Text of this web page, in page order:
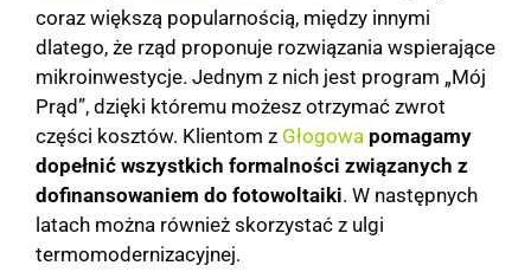
coraz większą popularnością, między innymi
dlatego, że rząd proponuje rozwiązania wspierające
mikroinwestycje. Jednym z nich jest program „Mój
Prąd”, dzięki któremu możesz otrzymać zwrot
części kosztów. Klientom z Głogowa pomagamy
dopełnić wszystkich formalności związanych z
dofinansowaniem do fotowoltaiki. W następnych
latach można również skorzystać z ulgi
termomodernizacyjnej.